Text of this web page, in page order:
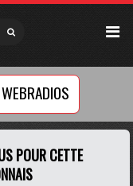
WEBRADIOS
POUR CETTE